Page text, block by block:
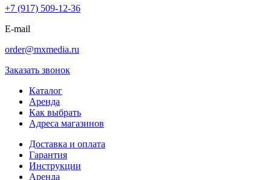
+7 (917) 509-12-36
E-mail
order@mxmedia.ru
Заказать звонок
Каталог
Аренда
Как выбрать
Адреса магазинов
Доставка и оплата
Гарантия
Инструкции
Аренда